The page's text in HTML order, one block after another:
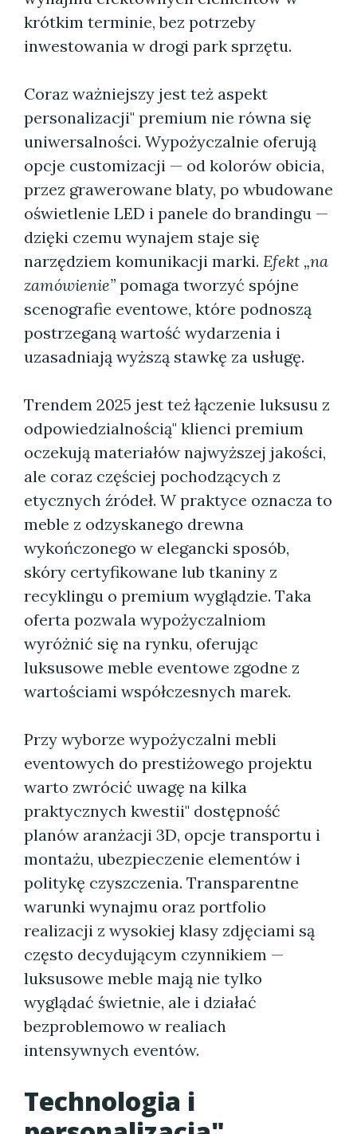
krótkim terminie, bez potrzeby
inwestowania w drogi park sprzętu.
Coraz ważniejszy jest też aspekt
personalizacji" premium nie równa się
uniwersalności. Wypożyczalnie oferują
opcje customizacji — od kolorów obicia,
przez grawerowane blaty, po wbudowane
oświetlenie LED i panele do brandingu —
dzięki czemu wynajem staje się
narzędziem komunikacji marki. Efekt „na
zamówienie” pomaga tworzyć spójne
scenografie eventowe, które podnoszą
postrzeganą wartość wydarzenia i
uzasadniają wyższą stawkę za usługę.
Trendem 2025 jest też łączenie luksusu z
odpowiedzialnością" klienci premium
oczekują materiałów najwyższej jakości,
ale coraz częściej pochodzących z
etycznych źródeł. W praktyce oznacza to
meble z odzyskanego drewna
wykończonego w elegancki sposób,
skóry certyfikowane lub tkaniny z
recyklingu o premium wyglądzie. Taka
oferta pozwala wypożyczalniom
wyróżnić się na rynku, oferując
luksusowe meble eventowe zgodne z
wartościami współczesnych marek.
Przy wyborze wypożyczalni mebli
eventowych do prestiżowego projektu
warto zwrócić uwagę na kilka
praktycznych kwestii" dostępność
planów aranżacji 3D, opcje transportu i
montażu, ubezpieczenie elementów i
politykę czyszczenia. Transparentne
warunki wynajmu oraz portfolio
realizacji z wysokiej klasy zdjęciami są
często decydującym czynnikiem —
luksusowe meble mają nie tylko
wyglądać świetnie, ale i działać
bezproblemowo w realiach
intensywnych eventów.
Technologia i